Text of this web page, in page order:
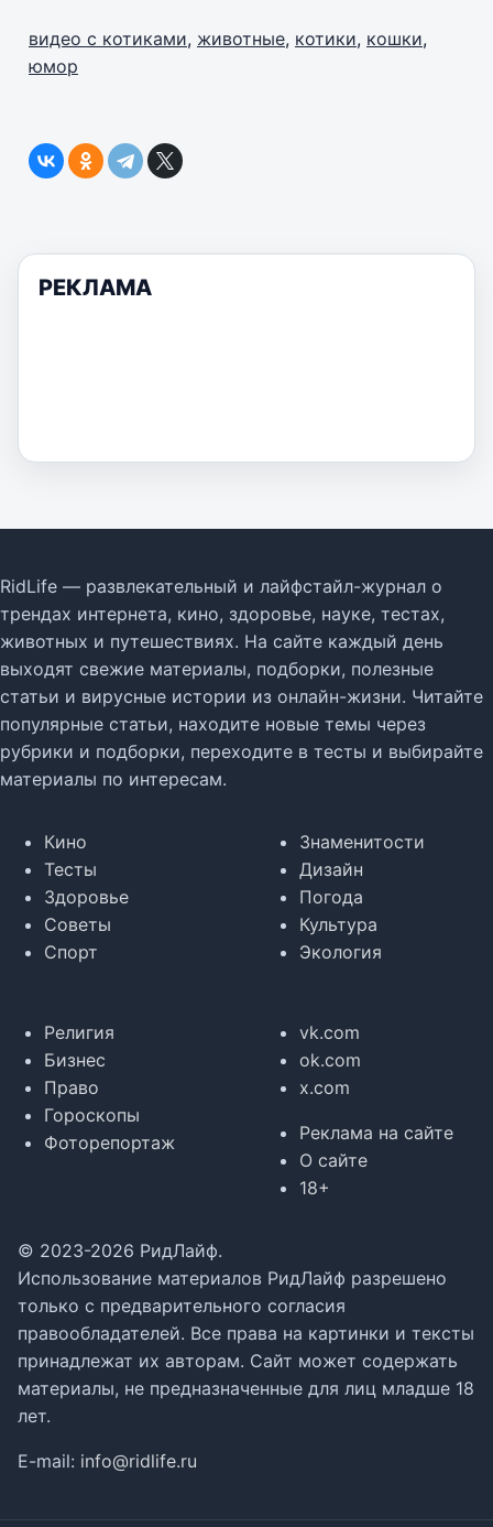
видео с котиками, животные, котики, кошки,
юмор
РЕКЛАМА
RidLife — развлекательный и лайфстайл-журнал о
трендах интернета, кино, здоровье, науке, тестах,
животных и путешествиях. На сайте каждый день
выходят свежие материалы, подборки, полезные
статьи и вирусные истории из онлайн-жизни. Читайте
популярные статьи, находите новые темы через
рубрики и подборки, переходите в тесты и выбирайте
материалы по интересам.
Кино
Тесты
Здоровье
Советы
Спорт
Знаменитости
Дизайн
Погода
Культура
Экология
Религия
Бизнес
Право
Гороскопы
Фоторепортаж
vk.com
ok.com
x.com
Реклама на сайте
О сайте
18+
© 2023-2026 РидЛайф.
Использование материалов РидЛайф разрешено
только с предварительного согласия
правообладателей. Все права на картинки и тексты
принадлежат их авторам. Сайт может содержать
материалы, не предназначенные для лиц младше 18
лет.
E-mail: info@ridlife.ru